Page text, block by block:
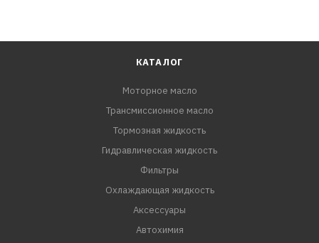
КАТАЛОГ
Моторное масло
Трансмиссионное масло
Тормозная жидкость
Гидравлическая жидкость
Фильтры
Охлаждающая жидкость
Аксессуары
Автохимия